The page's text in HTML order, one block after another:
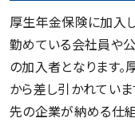
厚生年金保険に加入
勤めている会社員や公
の加入者となります
から差し引かれていま
先の企業が納める仕組